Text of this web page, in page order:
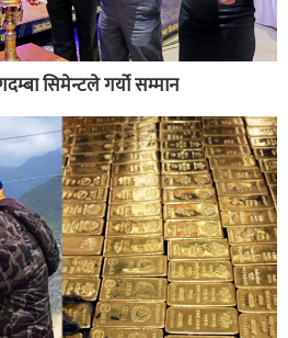
सिमेन्टले गर्यो सम्मान